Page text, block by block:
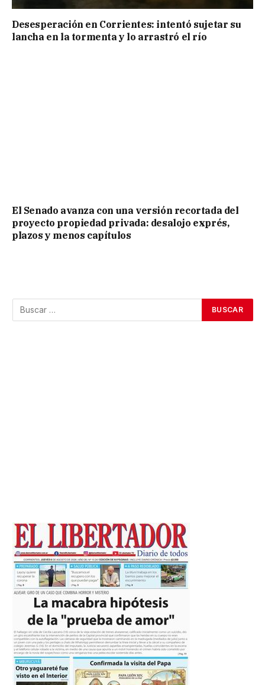
Desesperación en Corrientes: intentó sujetar su
lancha en la tormenta y lo arrastró el río
El Senado avanza con una versión recortada del
proyecto propiedad privada: desalojo exprés,
plazos y menos capítulos